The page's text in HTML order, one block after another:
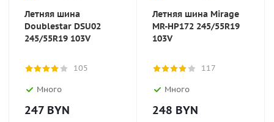
Летняя шина
Doublestar DSU02
245/55R19 103V
105
Много
247 BYN
Летняя шина Mirage
MR-HP172 245/55R19
103V
117
Много
248 BYN